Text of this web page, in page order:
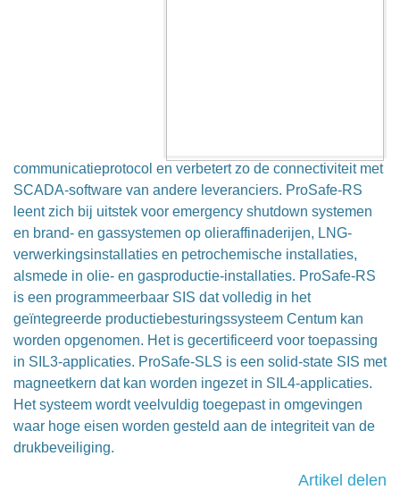
communicatieprotocol en verbetert zo de connectiviteit met
SCADA-software van andere leveranciers. ProSafe-RS
leent zich bij uitstek voor emergency shutdown systemen
en brand- en gassystemen op olieraffinaderijen, LNG-
verwerkingsinstallaties en petrochemische installaties,
alsmede in olie- en gasproductie-installaties. ProSafe-RS
is een programmeerbaar SIS dat volledig in het
geïntegreerde productiebesturingssysteem Centum kan
worden opgenomen. Het is gecertificeerd voor toepassing
in SIL3-applicaties. ProSafe-SLS is een solid-state SIS met
magneetkern dat kan worden ingezet in SIL4-applicaties.
Het systeem wordt veelvuldig toegepast in omgevingen
waar hoge eisen worden gesteld aan de integriteit van de
drukbeveiliging.
Artikel delen